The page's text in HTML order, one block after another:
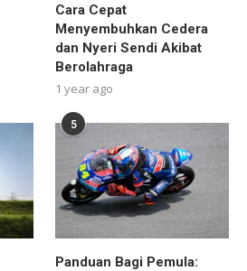
Cara Cepat
Menyembuhkan Cedera
dan Nyeri Sendi Akibat
Berolahraga
1 year ago
5
Panduan Bagi Pemula: